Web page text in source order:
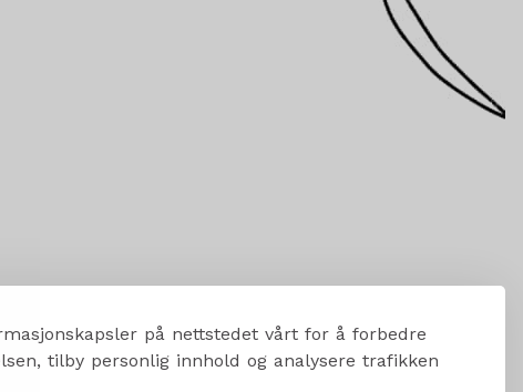
på nettstedet vårt for å forbedre
tilby personlig innhold og analysere trafikken